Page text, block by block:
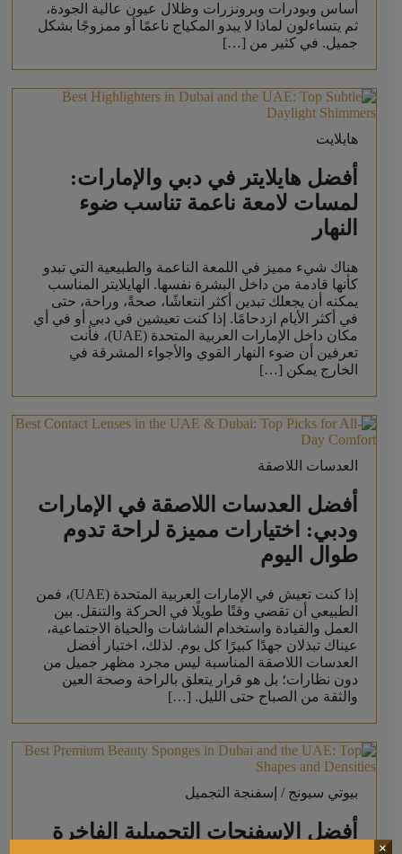
أساس وبودرات وبرونزرات وظلال عيون عالية الجودة،
ثم يتساءلون لماذا لا يبدو المكياج ناعمًا أو ممزوجًا بشكل
جميل. في كثير من […]
هايلايت
أفضل هايلايتر في دبي والإمارات:
لمسات لامعة ناعمة تناسب ضوء
النهار
هناك شيء مميز في اللمعة الناعمة والطبيعية التي تبدو
كأنها قادمة من داخل البشرة نفسها. الهايلايتر المناسب
يمكنه أن يجعلك تبدين أكثر انتعاشًا، صحةً، وراحة، حتى
في أكثر الأيام ازدحامًا. إذا كنت تعيشين في دبي أو في أي
مكان داخل الإمارات العربية المتحدة (UAE)، فأنت
تعرفين أن ضوء النهار القوي والأجواء المشرقة في
الخارج يمكن […]
العدسات اللاصقة
أفضل العدسات اللاصقة في الإمارات
ودبي: اختيارات مميزة لراحة تدوم
طوال اليوم
إذا كنت تعيش في الإمارات العربية المتحدة (UAE)، فمن
الطبيعي أن تقضي وقتًا طويلًا في الحركة والتنقل. بين
العمل والقيادة واستخدام الشاشات والحياة الاجتماعية،
عيناك تبذلان جهدًا كبيرًا كل يوم. لذلك، اختيار أفضل
العدسات اللاصقة المناسبة ليس مجرد مظهر جميل من
دون نظارات؛ بل هو قرار يتعلق بالراحة وصحة العين
والثقة من الصباح حتى الليل. […]
بيوتي سبونج / إسفنجة التجميل
أفضل الإسفنجات التجميلية الفاخرة
×